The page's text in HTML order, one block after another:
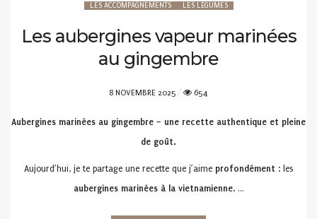
LES ACCOMPAGNEMENTS LES LÉGUMES
Les aubergines vapeur marinées
au gingembre
POSTED
8 NOVEMBRE 2025 654
Aubergines marinées au gingembre – une recette authentique et pleine
de goût.
Aujourd’hui, je te partage une recette que j’aime profondément : les
aubergines marinées à la vietnamienne. …